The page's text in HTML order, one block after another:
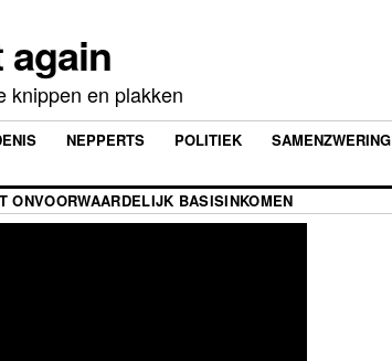
knippen en plakken
NEPPERTS POLITIEK SAMENZWERING
ONVOORWAARDELIJK BASISINKOMEN